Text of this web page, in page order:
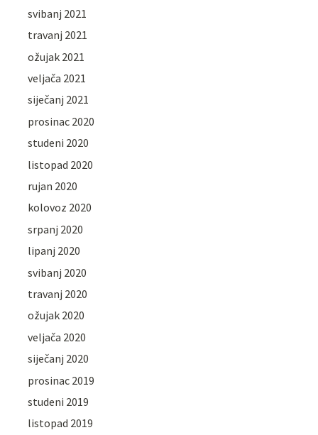
svibanj 2021
travanj 2021
ožujak 2021
veljača 2021
siječanj 2021
prosinac 2020
studeni 2020
listopad 2020
rujan 2020
kolovoz 2020
srpanj 2020
lipanj 2020
svibanj 2020
travanj 2020
ožujak 2020
veljača 2020
siječanj 2020
prosinac 2019
studeni 2019
listopad 2019